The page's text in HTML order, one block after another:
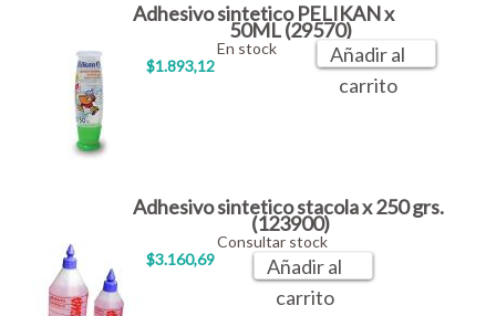
Adhesivo sintetico PELIKAN x
50ML (29570)
$1.893,12
En stock
Añadir al
carrito
Adhesivo sintetico stacola x 250 grs.
(123900)
$3.160,69
Consultar stock
Añadir al
carrito